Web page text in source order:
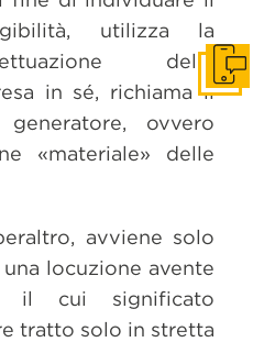
utilizza la
delle
in sé, richiama il
ovvero
«materiale» delle
avviene solo
locuzione avente
il cui significato
tratto solo in stretta
Get